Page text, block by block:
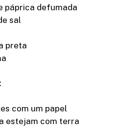
páprica defumada
sal
preta
com um papel
estejam com terra